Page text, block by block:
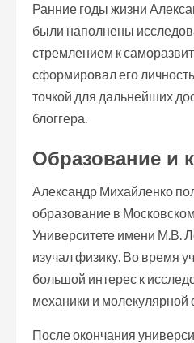
Ранние годы жизни
были наполнены
стремлением к
сформировал его
точкой для дальнейших
блоггера.
Образование и
Александр Михайленко
образование в
Университете имени М.В.
изучал физику. Во время
большой интерес к
механики и молекулярной
После окончания